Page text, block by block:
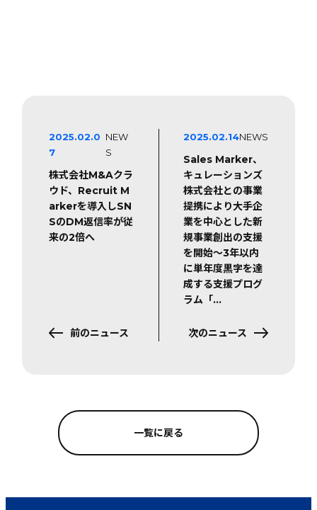
2025.02.0
7
NEW
S
株式会社M&Aクラ
ウド、Recruit M
arkerを導入しSN
SのDM返信率が従
来の2倍へ
前のニュース
2025.02.14NEWS
Sales Marker、
キュレーションズ
株式会社との事業
提携により大手企
業を中心とした新
規事業創出の支援
を開始～3年以内
に単年度黒字を達
成する支援プログ
ラム「…
次のニュース
一覧に戻る